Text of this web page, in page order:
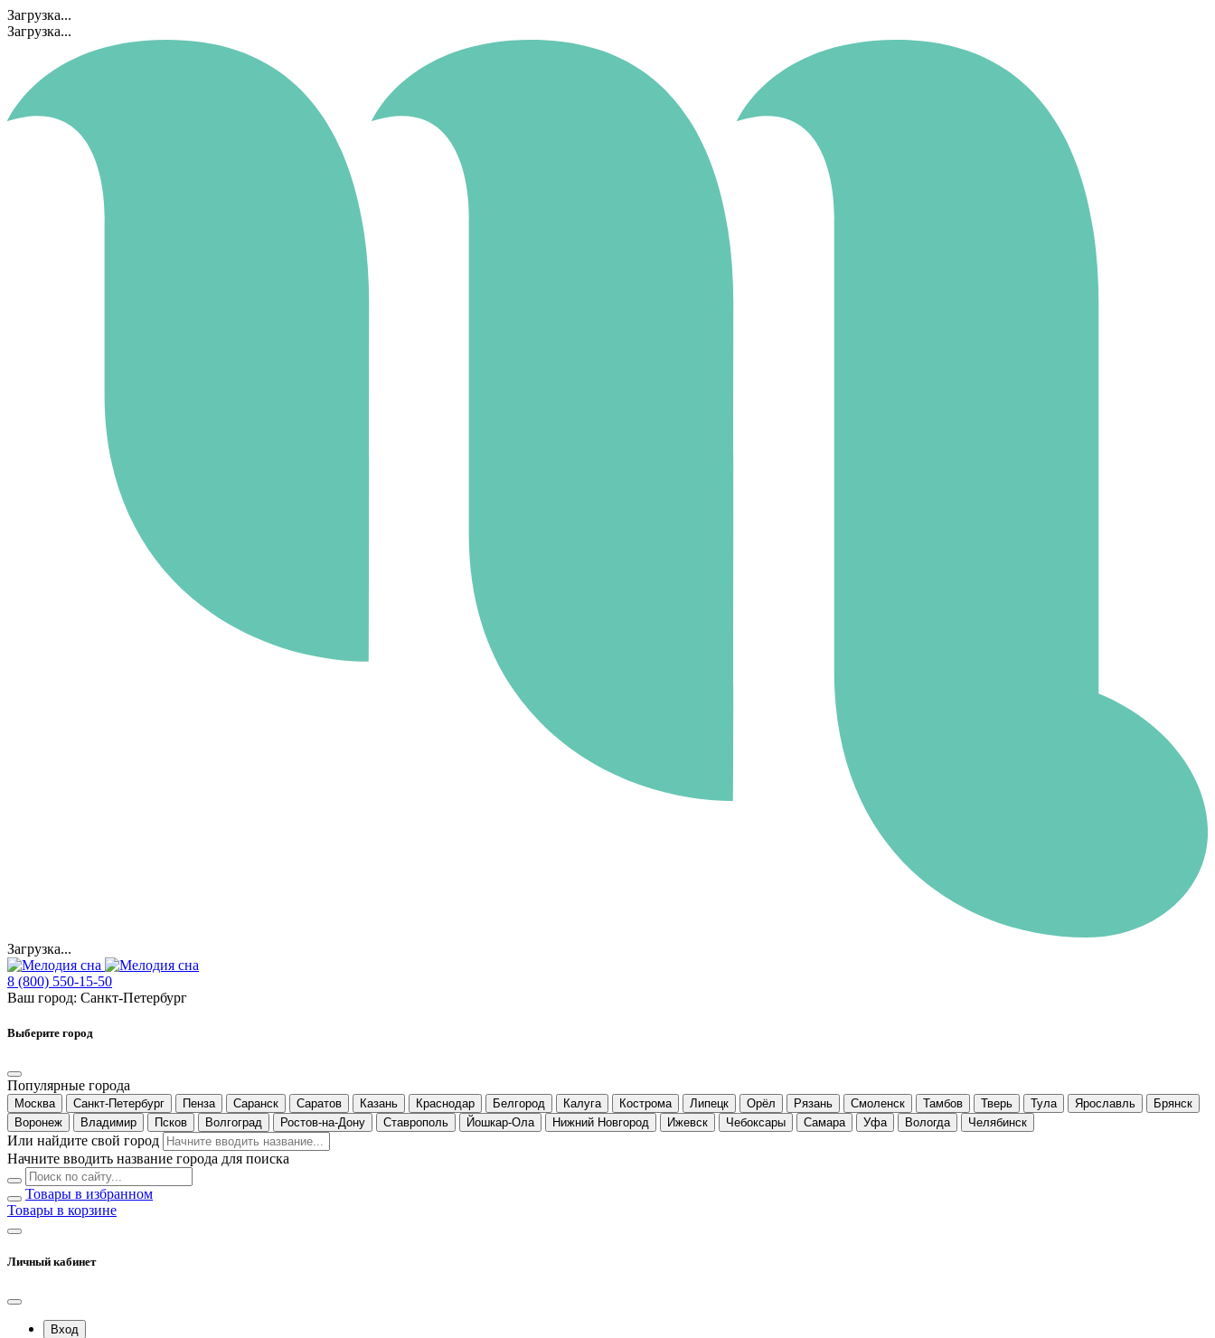
Загрузка...
Загрузка...
Загрузка...
8 (800) 550-15-50
Ваш город: Санкт-Петербург
Выберите город
Популярные города
Москва Санкт-Петербург Пенза Саранск Саратов Казань Краснодар Белгород Калуга Кострома Липецк Орёл Рязань Смоленск Тамбов Тверь Тула Ярославль
Брянск
Воронеж
Владимир Псков Волгоград Ростов-на-Дону Ставрополь Йошкар-Ола Нижний Новгород Ижевск Чебоксары Самара Уфа Вологда Челябинск
Или найдите свой город
Начните вводить название города для поиска
Товары в избранном
Товары в корзине
Личный кабинет
Вход